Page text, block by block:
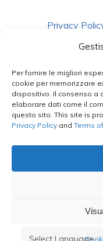
Per fornire le migliori
cookie per memorizzare
dispositivo. Il consenso a
elaborare dati come il
questo sito. This site is
Privacy Policy and Terms
Privacy
facebook